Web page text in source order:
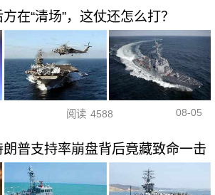
在“清场”，这仗还怎么打？
阅读 4588 08-05
普支持率崩盘背后竟藏致命一击